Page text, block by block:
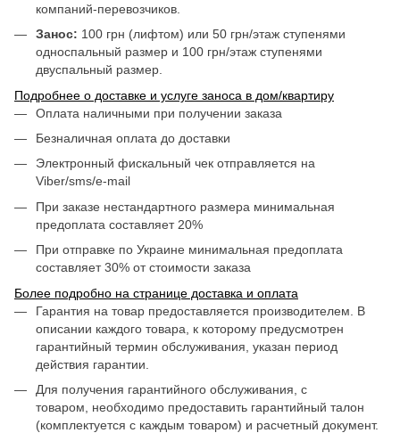
компаний-перевозчиков.
Занос: 100 грн (лифтом) или 50 грн/этаж ступенями
односпальный размер и 100 грн/этаж ступенями
двуспальный размер.
Подробнее о доставке и услуге заноса в дом/квартиру
Оплата наличными при получении заказа
Безналичная оплата до доставки
Электронный фискальный чек отправляется на
Viber/sms/e-mail
При заказе нестандартного размера минимальная
предоплата составляет 20%
При отправке по Украине минимальная предоплата
составляет 30% от стоимости заказа
Более подробно на странице доставка и оплата
Гарантия на товар предоставляется производителем. В
описании каждого товара, к которому предусмотрен
гарантийный термин обслуживания, указан период
действия гарантии.
Для получения гарантийного обслуживания, с
товаром, необходимо предоставить гарантийный талон
(комплектуется с каждым товаром) и расчетный документ.